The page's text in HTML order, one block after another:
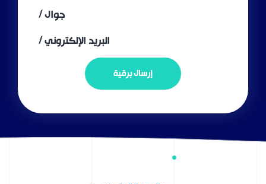
جوال /
البريد الإلكتروني /
إرسال برقية